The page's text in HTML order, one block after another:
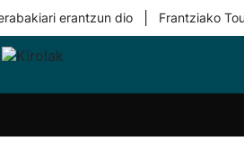
erantzun dio Frantziako